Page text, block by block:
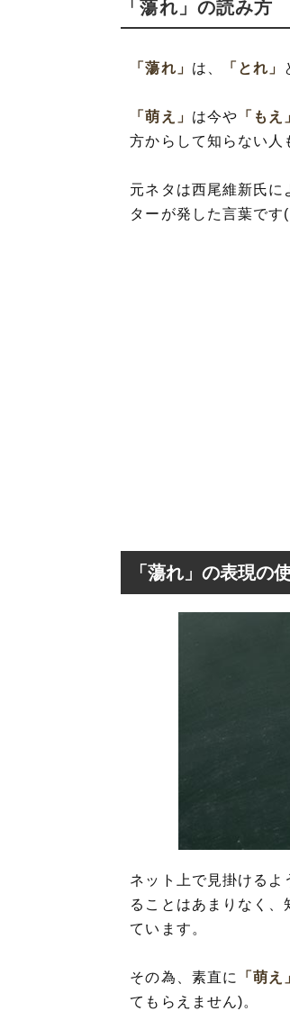
「蕩れ」の読み方
「蕩れ」 は、 「とれ」
「萌え」 は今や 「もえ
方からして知らない人
元ネタは西尾維新氏に
ターが発した言葉です
「蕩れ」の表現の
ネット上で見掛けるよ
ることはあまりなく
ています。
その為、素直に 「萌え
てもらえません)。